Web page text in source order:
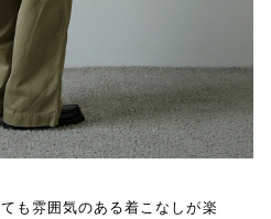
も雰囲気のある着こなしが楽